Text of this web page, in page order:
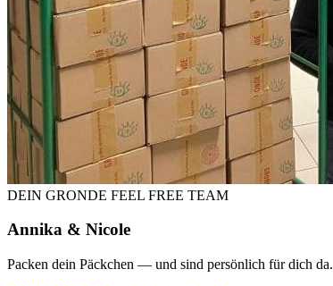
DEIN GRONDE FEEL FREE TEAM
Annika & Nicole
Packen dein Päckchen — und sind persönlich für dich da.